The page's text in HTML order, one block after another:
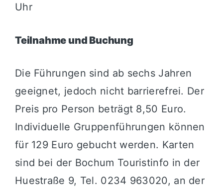
Uhr
Teilnahme und Buchung
Die Führungen sind ab sechs Jahren
geeignet, jedoch nicht barrierefrei. Der
Preis pro Person beträgt 8,50 Euro.
Individuelle Gruppenführungen können
für 129 Euro gebucht werden. Karten
sind bei der Bochum Touristinfo in der
Huestraße 9, Tel. 0234 963020, an der